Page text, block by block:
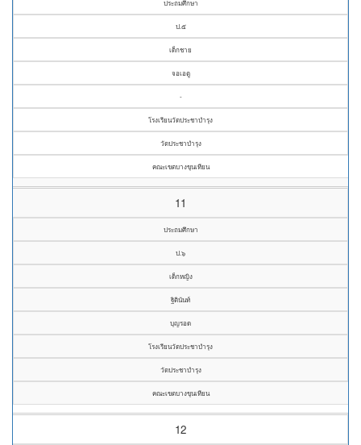
ประถมศึกษา
ป.๕
เด็กชาย
จอเอตู
-
โรงเรียนวัดประชาบำรุง
วัดประชาบำรุง
คณะเขตบางขุนเทียน
11
ประถมศึกษา
ป.๖
เด็กหญิง
ฐิตินันท์
บุญรอด
โรงเรียนวัดประชาบำรุง
วัดประชาบำรุง
คณะเขตบางขุนเทียน
12